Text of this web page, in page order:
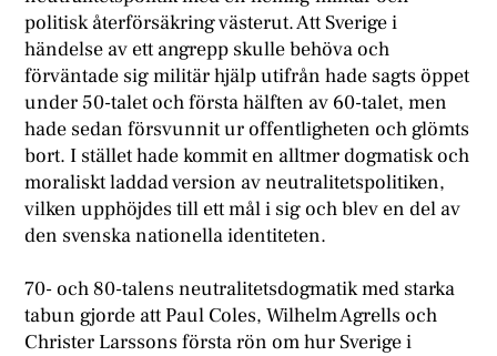
politisk återförsäkring västerut. Att Sverige i
händelse av ett angrepp skulle behöva och
förväntade sig militär hjälp utifrån hade sagts öppet
under 50-talet och första hälften av 60-talet, men
hade sedan försvunnit ur offentligheten och glömts
bort. I stället hade kommit en alltmer dogmatisk och
moraliskt laddad version av neutralitetspolitiken,
vilken upphöjdes till ett mål i sig och blev en del av
den svenska nationella identiteten.
70- och 80-talens neutralitetsdogmatik med starka
tabun gjorde att Paul Coles, Wilhelm Agrells och
Christer Larssons första rön om hur Sverige i